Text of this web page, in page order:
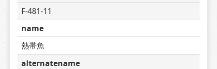
F-481-11
name
熱帯魚
alternatename